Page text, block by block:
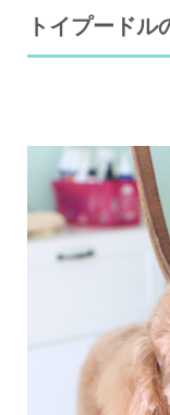
トイプードル